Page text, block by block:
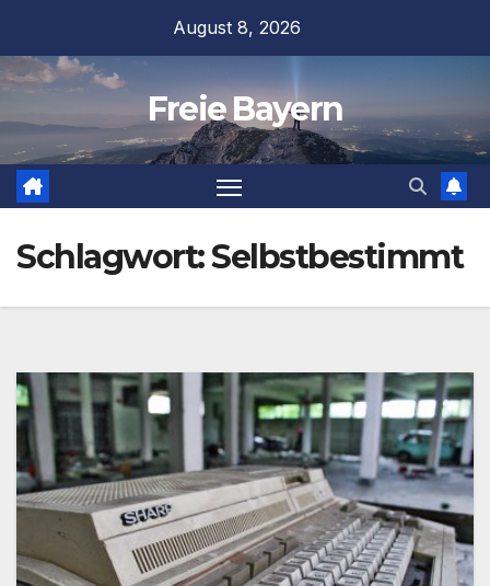
springen
August 8, 2026
Freie Bayern
Schlagwort:Selbstbestimmt